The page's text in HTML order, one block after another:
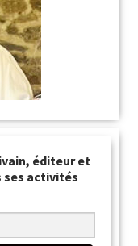
éditeur et
ses activités